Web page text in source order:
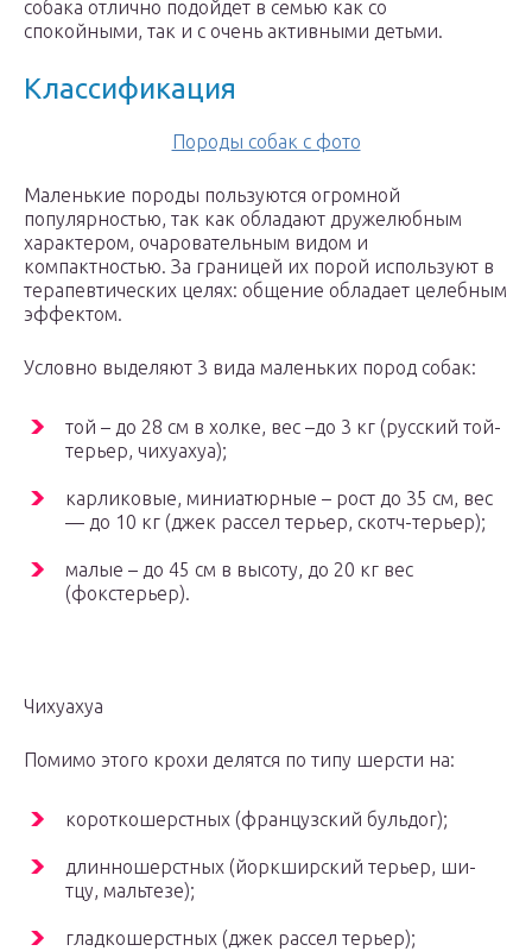
собака отлично подойдет в семью как со
спокойными, так и с очень активными детьми.
Классификация
Породы собак с фото
Маленькие породы пользуются огромной
популярностью, так как обладают дружелюбным
характером, очаровательным видом и
компактностью. За границей их порой используют в
терапевтических целях: общение обладает целебным
эффектом.
Условно выделяют 3 вида маленьких пород собак:
той – до 28 см в холке, вес –до 3 кг (русский той-
терьер, чихуахуа);
карликовые, миниатюрные – рост до 35 см, вес
— до 10 кг (джек рассел терьер, скотч-терьер);
малые – до 45 см в высоту, до 20 кг вес
(фокстерьер).
Чихуахуа
Помимо этого крохи делятся по типу шерсти на:
короткошерстных (французский бульдог);
длинношерстных (йоркширский терьер, ши-
тцу, мальтезе);
гладкошерстных (джек рассел терьер);